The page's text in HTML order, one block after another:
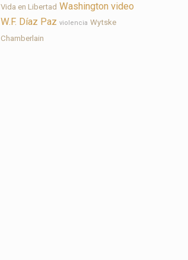
Vida en Libertad Washington video
W.F. Díaz Paz violencia Wytske
Chamberlain